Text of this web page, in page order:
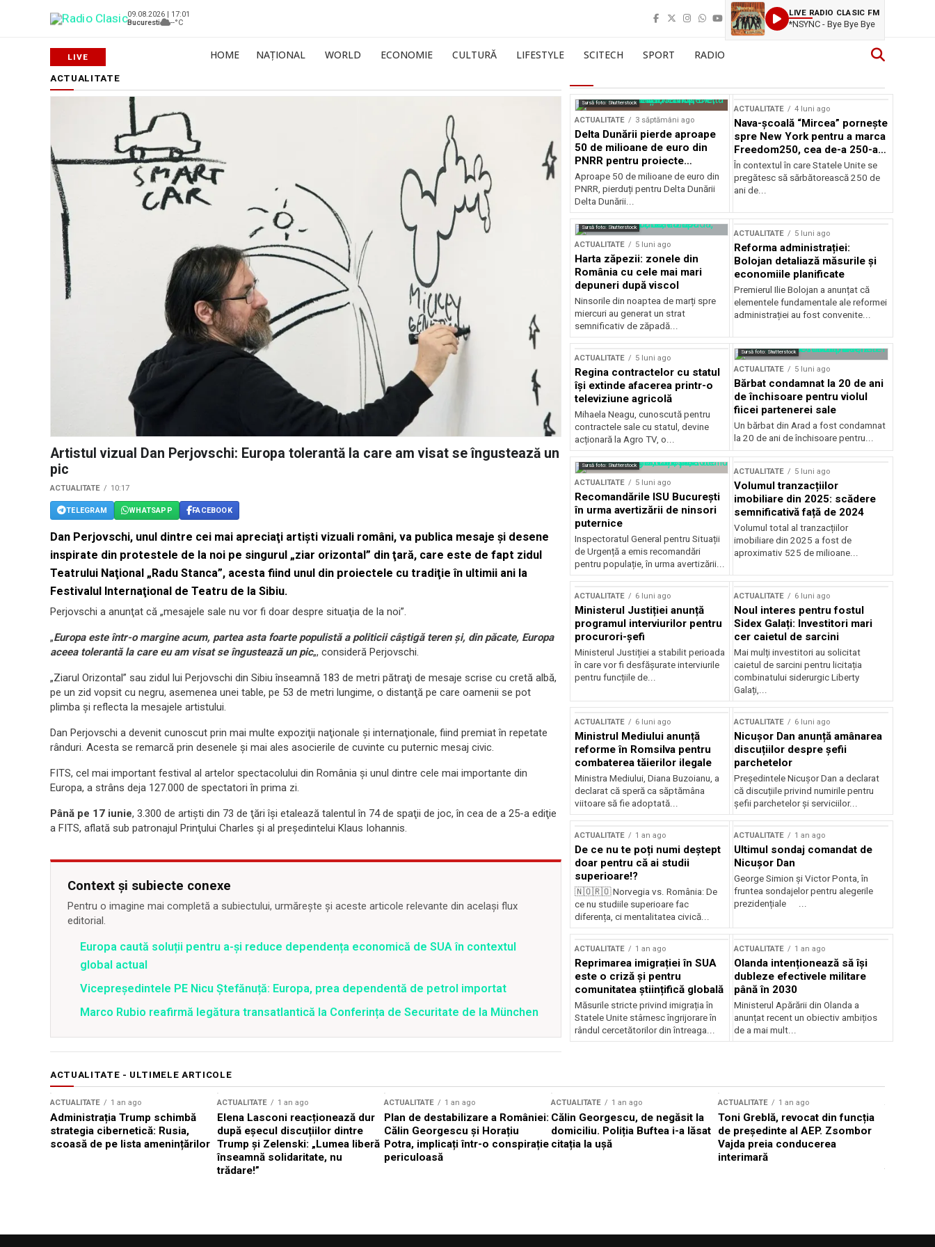
09.08.2026 | 17:01
Bucuresti
--°C
LIVE RADIO CLASIC FM
*NSYNC - Bye Bye Bye
HOME NAȚIONAL WORLD ECONOMIE CULTURĂ LIFESTYLE SCITECH SPORT RADIO
ACTUALITATE
Artistul vizual Dan Perjovschi: Europa tolerantă la care am visat se îngustează un
pic
ACTUALITATE 10:17
TELEGRAM WHATSAPP FACEBOOK
Dan Perjovschi, unul dintre cei mai apreciaţi artişti vizuali români, va publica mesaje şi desene
inspirate din protestele de la noi pe singurul „ziar orizontal” din ţară, care este de fapt zidul
Teatrului Naţional „Radu Stanca”, acesta fiind unul din proiectele cu tradiţie în ultimii ani la
Festivalul Internaţional de Teatru de la Sibiu.
Perjovschi a anunţat că „mesajele sale nu vor fi doar despre situaţia de la noi”.
„Europa este într-o margine acum, partea asta foarte populistă a politicii câştigă teren şi, din păcate, Europa
aceea tolerantă la care eu am visat se îngustează un pic„, consideră Perjovschi.
„Ziarul Orizontal” sau zidul lui Perjovschi din Sibiu înseamnă 183 de metri pătraţi de mesaje scrise cu cretă albă,
pe un zid vopsit cu negru, asemenea unei table, pe 53 de metri lungime, o distanţă pe care oamenii se pot
plimba şi reflecta la mesajele artistului.
Dan Perjovschi a devenit cunoscut prin mai multe expoziţii naţionale şi internaţionale, fiind premiat în repetate
rânduri. Acesta se remarcă prin desenele şi mai ales asocierile de cuvinte cu puternic mesaj civic.
FITS, cel mai important festival al artelor spectacolului din România şi unul dintre cele mai importante din
Europa, a strâns deja 127.000 de spectatori în prima zi.
Până pe 17 iunie, 3.300 de artişti din 73 de ţări îşi etalează talentul în 74 de spaţii de joc, în cea de a 25-a ediţie
a FITS, aflată sub patronajul Prinţului Charles şi al preşedintelui Klaus Iohannis.
Context și subiecte conexe
Pentru o imagine mai completă a subiectului, urmărește și aceste articole relevante din același flux
editorial.
Europa caută soluții pentru a-și reduce dependența economică de SUA în contextul
global actual
Vicepreședintele PE Nicu Ștefănuță: Europa, prea dependentă de petrol importat
Marco Rubio reafirmă legătura transatlantică la Conferința de Securitate de la München
Sursă foto: Shutterstock
ACTUALITATE 3 săptămâni ago
Delta Dunării pierde aproape
50 de milioane de euro din
PNRR pentru proiecte
esențiale
Aproape 50 de milioane de euro din
PNRR, pierduți pentru Delta Dunării
Delta Dunării...
ACTUALITATE 4 luni ago
Nava-școală “Mircea” pornește
spre New York pentru a marca
Freedom250, cea de-a 250-a
aniversare a Statelor Unite
În contextul în care Statele Unite se
pregătesc să sărbătorească 250 de
ani de...
Sursă foto: Shutterstock
ACTUALITATE 5 luni ago
Harta zăpezii: zonele din
România cu cele mai mari
depuneri după viscol
Ninsorile din noaptea de marți spre
miercuri au generat un strat
semnificativ de zăpadă...
ACTUALITATE 5 luni ago
Reforma administrației:
Bolojan detaliază măsurile și
economiile planificate
Premierul Ilie Bolojan a anunțat că
elementele fundamentale ale reformei
administrației au fost convenite...
ACTUALITATE 5 luni ago
Regina contractelor cu statul
își extinde afacerea printr-o
televiziune agricolă
Mihaela Neagu, cunoscută pentru
contractele sale cu statul, devine
acționară la Agro TV, o...
Sursă foto: Shutterstock
ACTUALITATE 5 luni ago
Bărbat condamnat la 20 de ani
de închisoare pentru violul
fiicei partenerei sale
Un bărbat din Arad a fost condamnat
la 20 de ani de închisoare pentru...
Sursă foto: Shutterstock
ACTUALITATE 5 luni ago
Recomandările ISU București
în urma avertizării de ninsori
puternice
Inspectoratul General pentru Situații
de Urgență a emis recomandări
pentru populație, în urma avertizării...
ACTUALITATE 5 luni ago
Volumul tranzacțiilor
imobiliare din 2025: scădere
semnificativă față de 2024
Volumul total al tranzacțiilor
imobiliare din 2025 a fost de
aproximativ 525 de milioane...
ACTUALITATE 6 luni ago
Ministerul Justiției anunță
programul interviurilor pentru
procurori-șefi
Ministerul Justiției a stabilit perioada
în care vor fi desfășurate interviurile
pentru funcțiile de...
ACTUALITATE 6 luni ago
Noul interes pentru fostul
Sidex Galați: Investitori mari
cer caietul de sarcini
Mai mulți investitori au solicitat
caietul de sarcini pentru licitația
combinatului siderurgic Liberty
Galați,...
ACTUALITATE 6 luni ago
Ministrul Mediului anunță
reforme în Romsilva pentru
combaterea tăierilor ilegale
Ministra Mediului, Diana Buzoianu, a
declarat că speră ca săptămâna
viitoare să fie adoptată...
ACTUALITATE 6 luni ago
Nicușor Dan anunță amânarea
discuțiilor despre șefii
parchetelor
Președintele Nicușor Dan a declarat
că discuțiile privind numirile pentru
șefii parchetelor și serviciilor...
ACTUALITATE 1 an ago
De ce nu te poți numi deștept
doar pentru că ai studii
superioare!?
🇳🇴🇷🇴 Norvegia vs. România: De
ce nu studiile superioare fac
diferența, ci mentalitatea civică...
ACTUALITATE 1 an ago
Ultimul sondaj comandat de
Nicușor Dan
George Simion și Victor Ponta, în
fruntea sondajelor pentru alegerile
prezidențiale ...
ACTUALITATE 1 an ago
Reprimarea imigrației în SUA
este o criză și pentru
comunitatea științifică globală
Măsurile stricte privind imigrația în
Statele Unite stârnesc îngrijorare în
rândul cercetătorilor din întreaga...
ACTUALITATE 1 an ago
Olanda intenționează să își
dubleze efectivele militare
până în 2030
Ministerul Apărării din Olanda a
anunțat recent un obiectiv ambițios
de a mai mult...
ACTUALITATE - ULTIMELE ARTICOLE
ACTUALITATE 1 an ago
Administrația Trump schimbă
strategia cibernetică: Rusia,
scoasă de pe lista amenințărilor
ACTUALITATE 1 an ago
Elena Lasconi reacționează dur
după eșecul discuțiilor dintre
Trump și Zelenski: „Lumea liberă
înseamnă solidaritate, nu
trădare!”
ACTUALITATE 1 an ago
Plan de destabilizare a României:
Călin Georgescu și Horațiu
Potra, implicați într-o conspirație
periculoasă
ACTUALITATE 1 an ago
Călin Georgescu, de negăsit la
domiciliu. Poliția Buftea i-a lăsat
citația la ușă
ACTUALITATE 1 an ago
Toni Greblă, revocat din funcția
de președinte al AEP. Zsombor
Vajda preia conducerea
interimară